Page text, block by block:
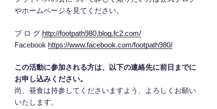
やホームページを見てください。
ブ ロ グ http://footpath980.blog.fc2.com/
Facebook https://www.facebook.com/footpath980/
この活動に参加される方は、以下の連絡先に前日までに
お申し込みください。
尚、昼食は持参してくださいますよう、よろしくお願い
いたします。